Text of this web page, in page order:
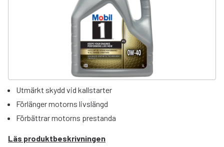
Utmärkt skydd vid kallstarter
Förlänger motorns livslängd
Förbättrar motorns prestanda
Läs produktbeskrivningen